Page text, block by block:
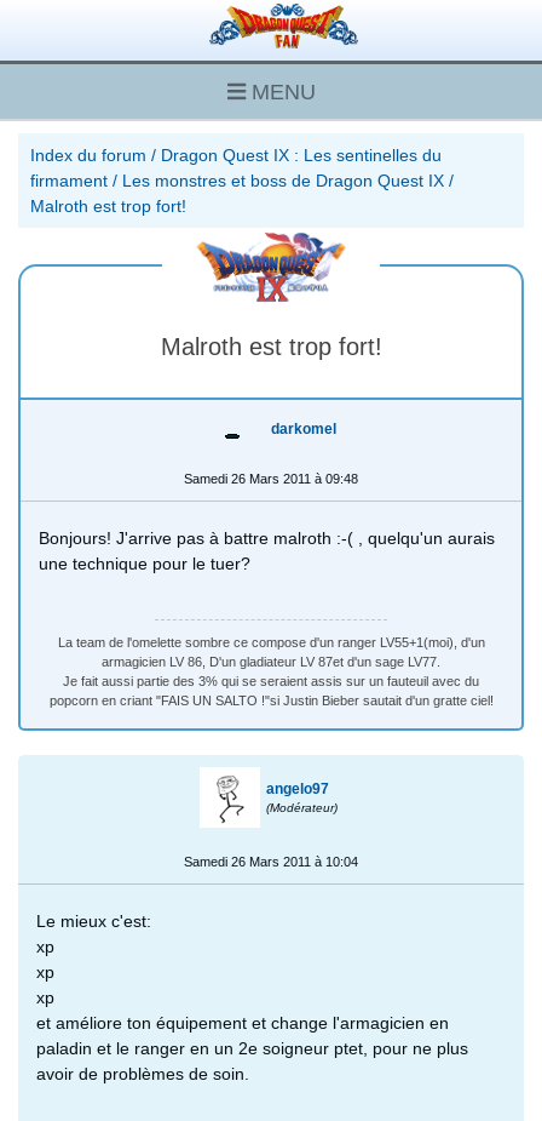
MENU
Index du forum / Dragon Quest IX : Les sentinelles du
firmament / Les monstres et boss de Dragon Quest IX /
Malroth est trop fort!
Malroth est trop fort!
darkomel
Samedi 26 Mars 2011 à 09:48
Bonjours! J'arrive pas à battre malroth :-( , quelqu'un aurais
une technique pour le tuer?
La team de l'omelette sombre ce compose d'un ranger LV55+1(moi), d'un
armagicien LV 86, D'un gladiateur LV 87et d'un sage LV77.
Je fait aussi partie des 3% qui se seraient assis sur un fauteuil avec du
popcorn en criant "FAIS UN SALTO !"si Justin Bieber sautait d'un gratte ciel!
angelo97
(Modérateur)
Samedi 26 Mars 2011 à 10:04
Le mieux c'est:
xp
xp
xp
et améliore ton équipement et change l'armagicien en
paladin et le ranger en un 2e soigneur ptet, pour ne plus
avoir de problèmes de soin.